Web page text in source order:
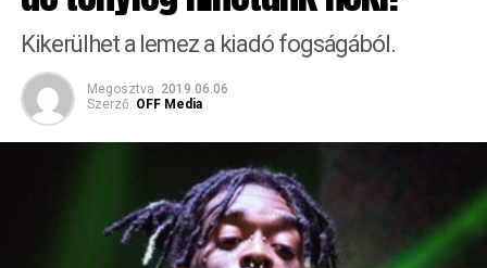
Kikerülhet a lemez a kiadó fogságából.
Megosztva 2019.06.06
Szerző: OFF Media